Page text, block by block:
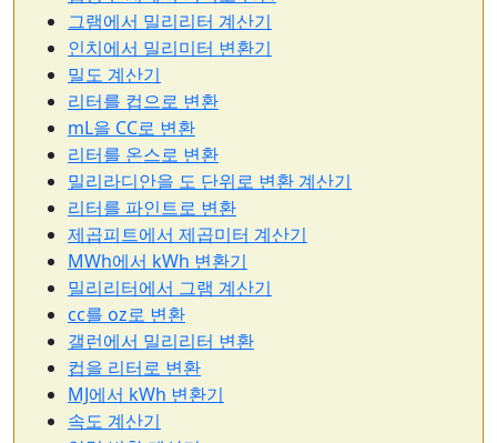
그램에서 밀리리터 계산기
인치에서 밀리미터 변환기
밀도 계산기
리터를 컵으로 변환
mL을 CC로 변환
리터를 온스로 변환
밀리라디안을 도 단위로 변환 계산기
리터를 파인트로 변환
제곱피트에서 제곱미터 계산기
MWh에서 kWh 변환기
밀리리터에서 그램 계산기
cc를 oz로 변환
갤런에서 밀리리터 변환
컵을 리터로 변환
MJ에서 kWh 변환기
속도 계산기